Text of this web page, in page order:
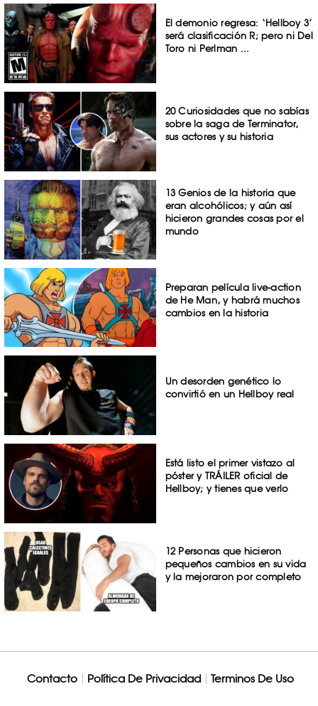
El demonio regresa: ‘Hellboy 3’
será clasificación R; pero ni Del
Toro ni Perlman ...
20 Curiosidades que no sabías
sobre la saga de Terminator,
sus actores y su historia
13 Genios de la historia que
eran alcohólicos; y aún así
hicieron grandes cosas por el
mundo
Preparan película live-action
de He Man, y habrá muchos
cambios en la historia
Un desorden genético lo
convirtió en un Hellboy real
Está listo el primer vistazo al
póster y TRÁILER oficial de
Hellboy; y tienes que verlo
12 Personas que hicieron
pequeños cambios en su vida
y la mejoraron por completo
Contacto Política De Privacidad Terminos De Uso